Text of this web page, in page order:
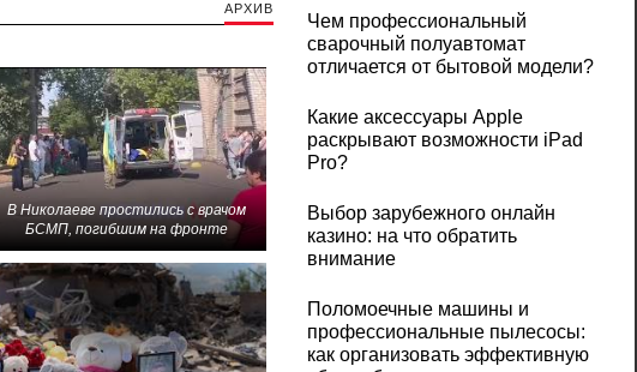
АРХИВ
В Николаеве простились с врачом
БСМП, погибшим на фронте
Чем профессиональный
сварочный полуавтомат
отличается от бытовой модели?
Какие аксессуары Apple
раскрывают возможности iPad
Pro?
Выбор зарубежного онлайн
казино: на что обратить
внимание
Поломоечные машины и
профессиональные пылесосы:
как организовать эффективную